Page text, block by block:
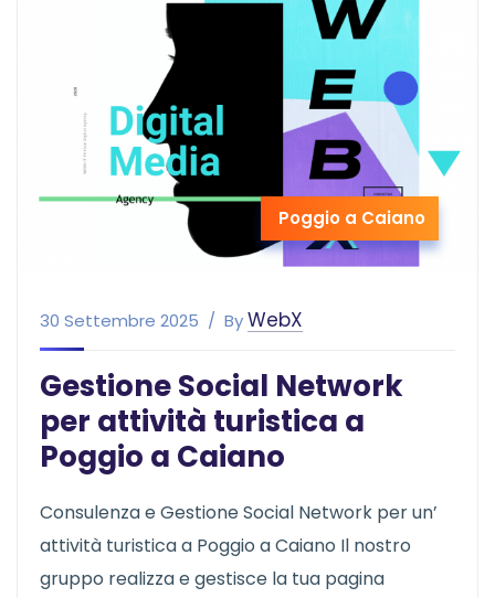
Poggio a Caiano
30 Settembre 2025 ByWebX
Gestione Social Network
per attività turistica a
Poggio a Caiano
Consulenza e Gestione Social Network per un’
attività turistica a Poggio a Caiano Il nostro
gruppo realizza e gestisce la tua pagina